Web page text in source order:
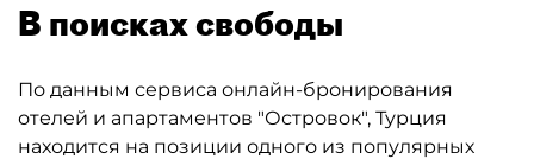
В поисках свободы
По данным сервиса онлайн-бронирования
отелей и апартаментов "Островок", Турция
находится на позиции одного из популярных